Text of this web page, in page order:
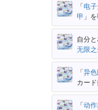
「电
甲 」
自分
无限
「异
カー
「动